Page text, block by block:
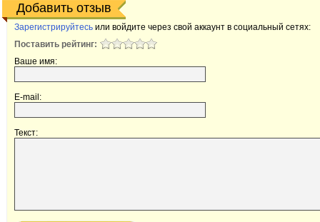
Добавить отзыв
Зарегистрируйтесь или войдите через свой аккаунт в социальный сетях:
Поставить рейтинг:
Ваше имя:
E-mail:
Текст: